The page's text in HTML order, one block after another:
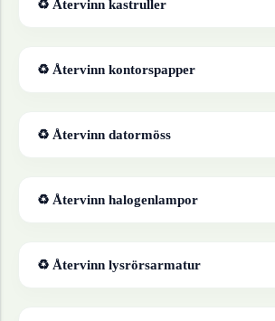
♻ Återvinn kastruller
♻ Återvinn kontorspapper
♻ Återvinn datormöss
♻ Återvinn halogenlampor
♻ Återvinn lysrörsarmatur